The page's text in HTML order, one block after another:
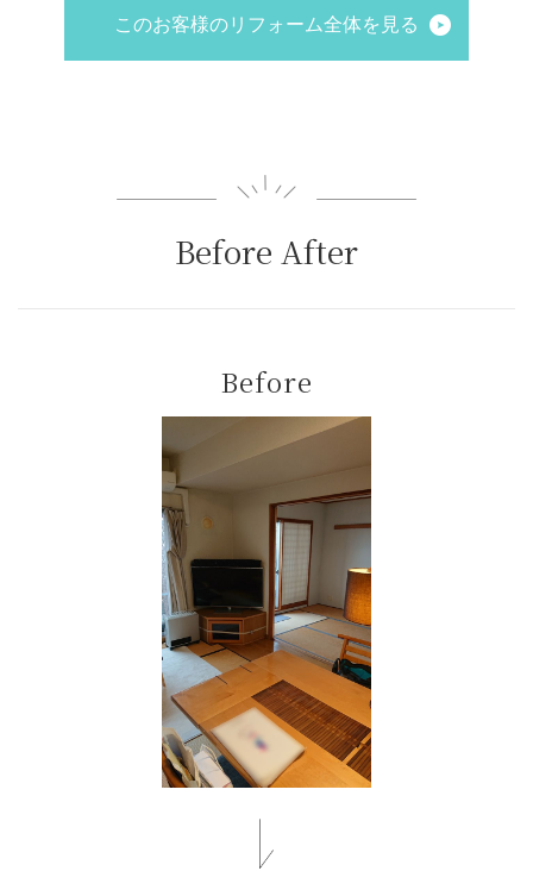
このお客様のリフォーム全体を見る
Before After
Before